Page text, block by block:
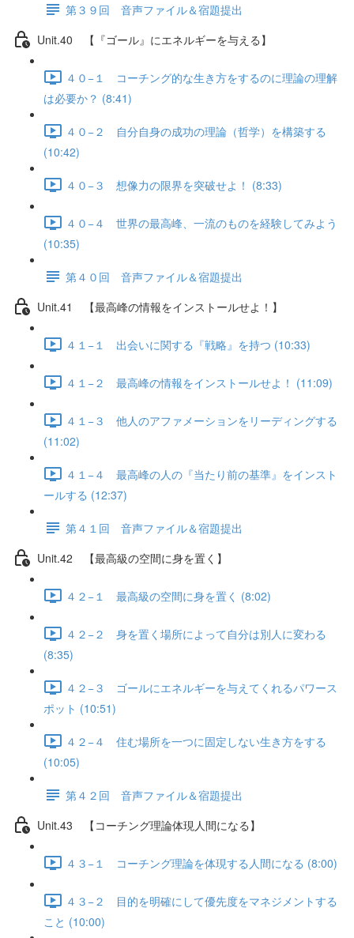
第３９回 音声ファイル＆宿題提出
Unit.40 【『ゴール』にエネルギーを与える】
４０−１ コーチング的な生き方をするのに理論の理解
は必要か？ (8:41)
４０−２ 自分自身の成功の理論（哲学）を構築する
(10:42)
４０−３ 想像力の限界を突破せよ！ (8:33)
４０−４ 世界の最高峰、一流のものを経験してみよう
(10:35)
第４０回 音声ファイル＆宿題提出
Unit.41 【最高峰の情報をインストールせよ！】
４１−１ 出会いに関する『戦略』を持つ (10:33)
４１−２ 最高峰の情報をインストールせよ！ (11:09)
４１−３ 他人のアファメーションをリーディングする
(11:02)
４１−４ 最高峰の人の『当たり前の基準』をインスト
ールする (12:37)
第４１回 音声ファイル＆宿題提出
Unit.42 【最高級の空間に身を置く】
４２−１ 最高級の空間に身を置く (8:02)
４２−２ 身を置く場所によって自分は別人に変わる
(8:35)
４２−３ ゴールにエネルギーを与えてくれるパワース
ポット (10:51)
４２−４ 住む場所を一つに固定しない生き方をする
(10:05)
第４２回 音声ファイル＆宿題提出
Unit.43 【コーチング理論体現人間になる】
４３−１ コーチング理論を体現する人間になる (8:00)
４３−２ 目的を明確にして優先度をマネジメントする
こと (10:00)